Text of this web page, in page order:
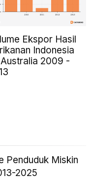
Ekspor Hasil
Indonesia
2009 -
Penduduk Miskin
2025